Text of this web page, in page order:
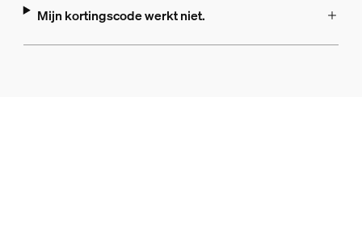
Mijn kortingscode werkt niet.